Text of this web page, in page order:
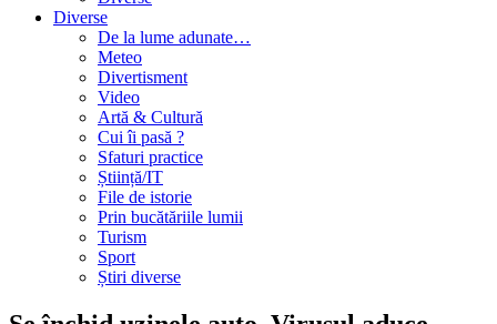
Diverse
De la lume adunate…
Meteo
Divertisment
Video
Artă & Cultură
Cui îi pasă ?
Sfaturi practice
Știință/IT
File de istorie
Prin bucătăriile lumii
Turism
Sport
Știri diverse